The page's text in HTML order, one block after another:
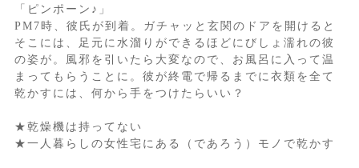
「ピンポーン♪」
PM7時、彼氏が到着。ガチャッと玄関のドアを開けると
そこには、足元に水溜りができるほどにびしょ濡れの彼
の姿が。風邪を引いたら大変なので、お風呂に入って温
まってもらうことに。彼が終電で帰るまでに衣類を全て
乾かすには、何から手をつけたらいい？
★乾燥機は持ってない
★一人暮らしの女性宅にある（であろう）モノで乾かす